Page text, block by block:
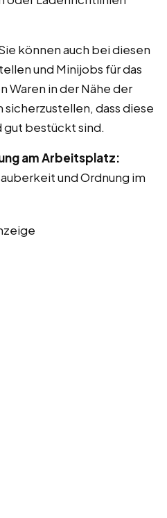
können auch bei diesen
und Minijobs für das
Waren in der Nähe der
sicherzustellen, dass diese
bestückt sind.
am Arbeitsplatz:
und Ordnung im